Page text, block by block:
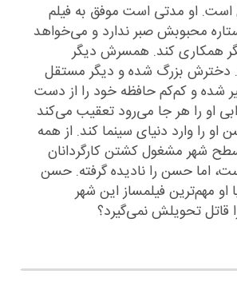
او مدتی است موفق به فیلم
محبوبش صبر ندارد و می‌خواهد
همکاری کند. همسرش دیگر
بزرگ شده و دیگر مستقل
شده و کم‌کم حافظه خود را از دست
او را هر جا می‌رود تعقیب می‌کند
او را وارد دنیای سینما کند. از همه
سطح شهر مشغول کشتن کارگردانان
اما حسن را نادیده گرفته. حسن
او مهم‌ترین فیلمساز این شهر
تحویلش نمی‌گیرد؟